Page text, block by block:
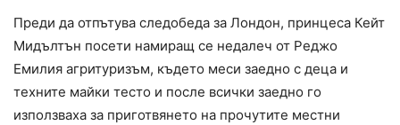
Преди да отпътува следобеда за Лондон, принцеса Кейт
Мидълтън посети намиращ се недалеч от Реджо
Емилия агритуризъм, където меси заедно с деца и
техните майки тесто и после всички заедно го
използваха за приготвянето на прочутите местни